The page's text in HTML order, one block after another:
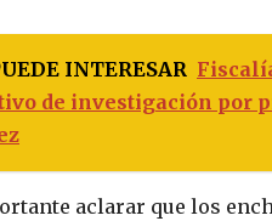
INTERESAR
de investigación por
aclarar que los